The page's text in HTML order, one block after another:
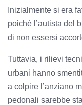
Inizialmente si era
poiché l’autista del
di non essersi
Tuttavia, i rilievi
urbani hanno
a colpire l’anziano
pedonali sarebbe